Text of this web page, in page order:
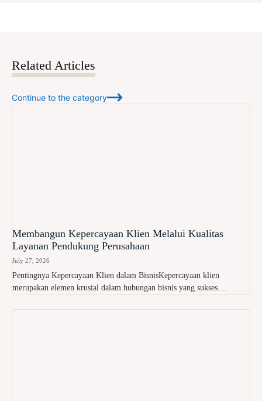
Related Articles
Continue to the category
Membangun Kepercayaan Klien Melalui Kualitas
Layanan Pendukung Perusahaan
July 27, 2026
Pentingnya Kepercayaan Klien dalam BisnisKepercayaan klien
merupakan elemen krusial dalam hubungan bisnis yang sukses....